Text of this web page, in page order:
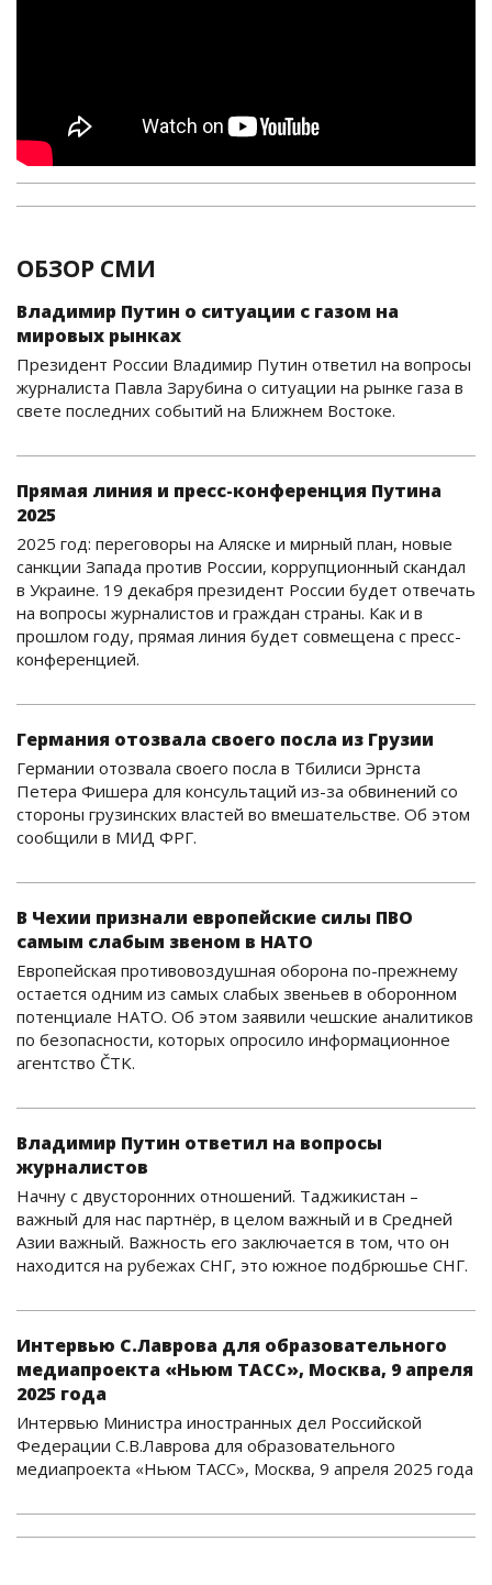
ОБЗОР СМИ
Владимир Путин о ситуации с газом на
мировых рынках
Президент России Владимир Путин ответил на вопросы
журналиста Павла Зарубина о ситуации на рынке газа в
свете последних событий на Ближнем Востоке.
Прямая линия и пресс-конференция Путина
2025
2025 год: переговоры на Аляске и мирный план, новые
санкции Запада против России, коррупционный скандал
в Украине. 19 декабря президент России будет отвечать
на вопросы журналистов и граждан страны. Как и в
прошлом году, прямая линия будет совмещена с пресс-
конференцией.
Германия отозвала своего посла из Грузии
Германии отозвала своего посла в Тбилиси Эрнста
Петера Фишера для консультаций из-за обвинений со
стороны грузинских властей во вмешательстве. Об этом
сообщили в МИД ФРГ.
В Чехии признали европейские силы ПВО
самым слабым звеном в НАТО
Европейская противовоздушная оборона по-прежнему
остается одним из самых слабых звеньев в оборонном
потенциале НАТО. Об этом заявили чешские аналитиков
по безопасности, которых опросило информационное
агентство ČTK.
Владимир Путин ответил на вопросы
журналистов
Начну с двусторонних отношений. Таджикистан –
важный для нас партнёр, в целом важный и в Средней
Азии важный. Важность его заключается в том, что он
находится на рубежах СНГ, это южное подбрюшье СНГ.
Интервью С.Лаврова для образовательного
медиапроекта «Ньюм ТАСС», Москва, 9 апреля
2025 года
Интервью Министра иностранных дел Российской
Федерации С.В.Лаврова для образовательного
медиапроекта «Ньюм ТАСС», Москва, 9 апреля 2025 года